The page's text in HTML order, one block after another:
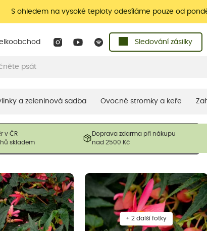
S ohledem na vysoké teploty odesíláme pouze od
Sledování zásilky
a zeleninová sadba Ovocné stromky a keře
v ČR
skladem
Doprava zdarma při nákupu
nad 2500 Kč
prodávané produkty. V závislosti na sezónnosti mohou být
Rostliny mohou být také sestřiženy níže, než je uvedená
+ 2 další fotky